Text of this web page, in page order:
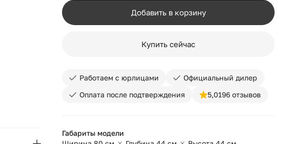
Добавить в корзину
Купить сейчас
Работаем с юрлицами
Официальный дилер
Оплата после подтверждения
5,0196 отзывов
Габариты модели